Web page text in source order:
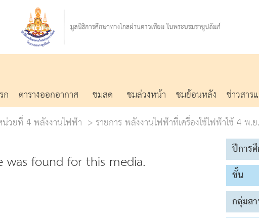
ก ตารางออกอากาศ ชมสด ชมล่วงหน้า ชมย้อนหลัง ข่าวสาร
วยที่ 4 พลังงานไฟฟ้า
รายการ พลังงานไฟฟ้าที่เครื่องใช้ไฟฟ้าใช้ 4 พ.
found for this media.
ปีการ
ชั้น
กลุ่มส